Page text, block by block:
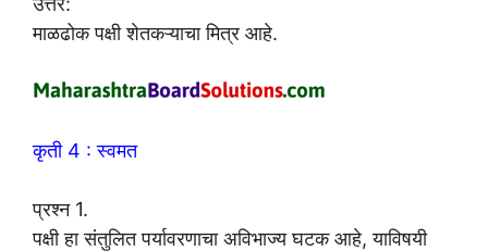
माळढोक पक्षी शेतकऱ्याचा मित्र आहे.
कृती 4 : स्वमत
प्रश्न 1.
पक्षी हा संतुलित पर्यावरणाचा अविभाज्य घटक आहे, याविषयी